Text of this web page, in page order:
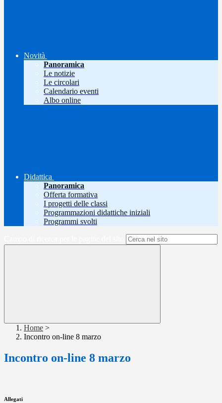
Novità
Panoramica
Le notizie
Le circolari
Calendario eventi
Albo online
Didattica
Panoramica
Offerta formativa
I progetti delle classi
Programmazioni didattiche iniziali
Programmi svolti
Home >
Incontro on-line 8 marzo
Incontro on-line 8 marzo
Allegati